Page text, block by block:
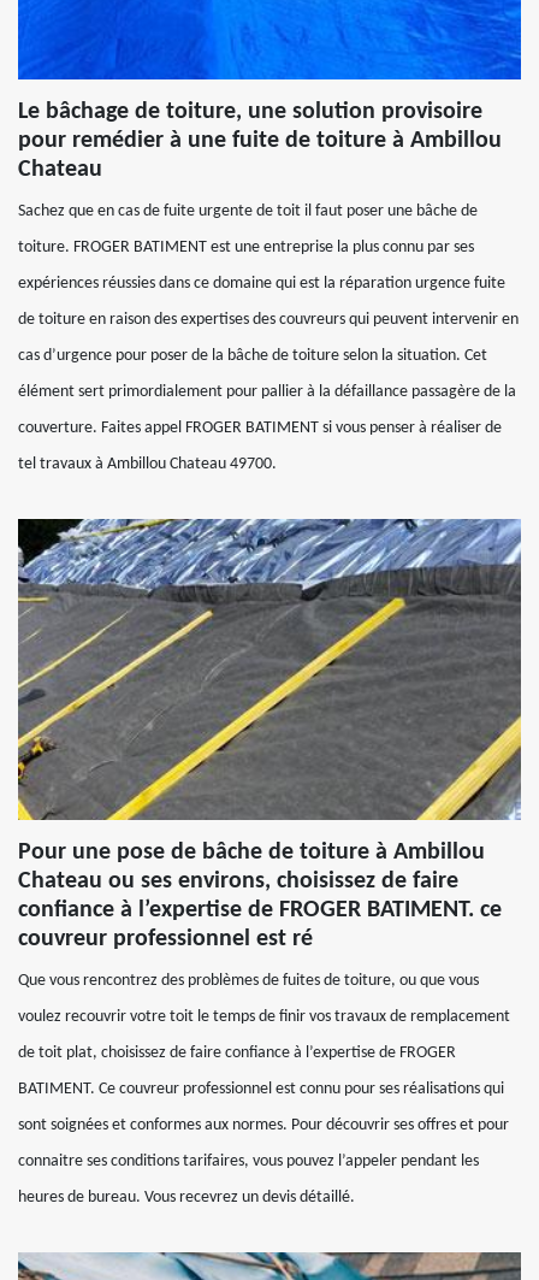
Le bâchage de toiture, une solution provisoire
pour remédier à une fuite de toiture à Ambillou
Chateau
Sachez que en cas de fuite urgente de toit il faut poser une bâche de
toiture. FROGER BATIMENT est une entreprise la plus connu par ses
expériences réussies dans ce domaine qui est la réparation urgence fuite
de toiture en raison des expertises des couvreurs qui peuvent intervenir en
cas d’urgence pour poser de la bâche de toiture selon la situation. Cet
élément sert primordialement pour pallier à la défaillance passagère de la
couverture. Faites appel FROGER BATIMENT si vous penser à réaliser de
tel travaux à Ambillou Chateau 49700.
Pour une pose de bâche de toiture à Ambillou
Chateau ou ses environs, choisissez de faire
confiance à l’expertise de FROGER BATIMENT. ce
couvreur professionnel est ré
Que vous rencontrez des problèmes de fuites de toiture, ou que vous
voulez recouvrir votre toit le temps de finir vos travaux de remplacement
de toit plat, choisissez de faire confiance à l’expertise de FROGER
BATIMENT. Ce couvreur professionnel est connu pour ses réalisations qui
sont soignées et conformes aux normes. Pour découvrir ses offres et pour
connaitre ses conditions tarifaires, vous pouvez l’appeler pendant les
heures de bureau. Vous recevrez un devis détaillé.